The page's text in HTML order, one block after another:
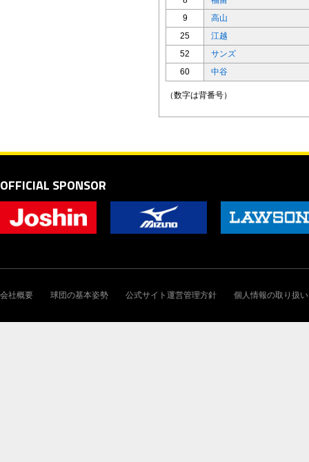
9
高山
25
江越
52
サンズ
60
中谷
（数字は背番号）
OFFICIAL SPONSOR
会社概要 球団の基本姿勢 公式サイト運営管理方針 個人情報の取り扱い